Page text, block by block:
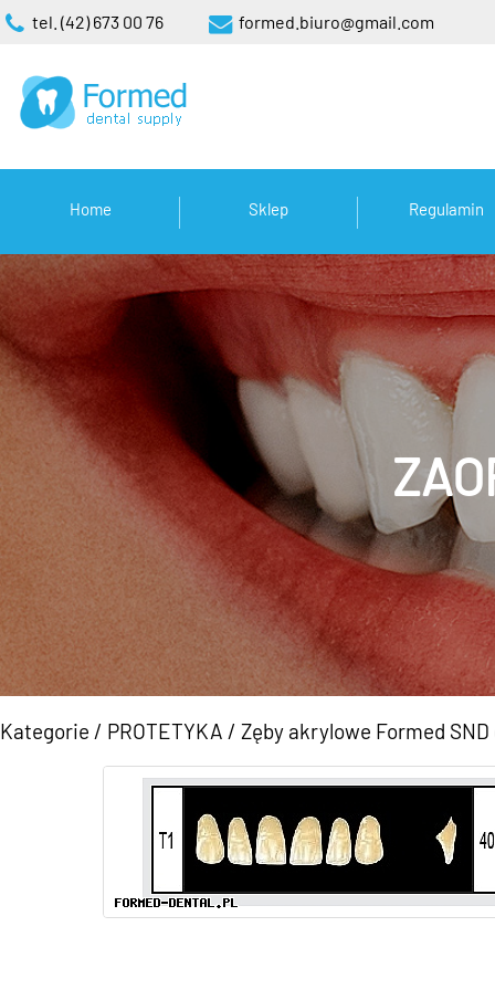
tel. (42) 673 00 76 formed.biuro@gmail.com
Home Sklep Regulamin
Kategorie / PROTETYKA / Zęby akrylowe Formed